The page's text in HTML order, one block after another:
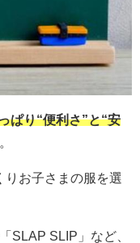
ぱり“便利さ”と“安
りお子さまの服を選
SLAP SLIP」など、